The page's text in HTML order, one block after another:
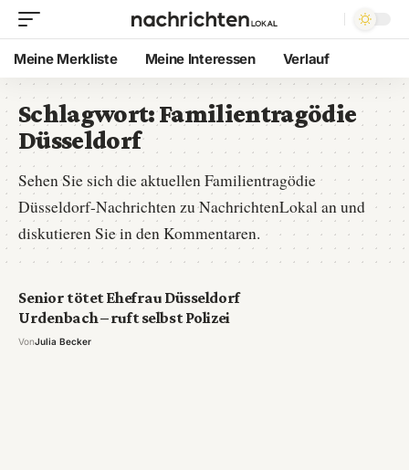
Meine Merkliste Meine Interessen Verlauf
Schlagwort:Familientragödie
Düsseldorf
Sehen Sie sich die aktuellen Familientragödie
Düsseldorf-Nachrichten zu NachrichtenLokal an und
diskutieren Sie in den Kommentaren.
Senior tötet Ehefrau Düsseldorf
Urdenbach – ruft selbst Polizei
VonJulia Becker